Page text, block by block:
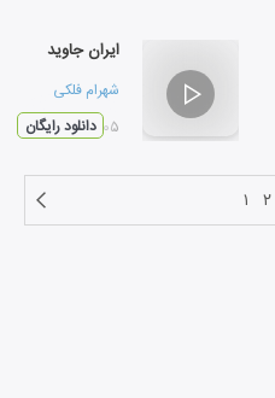
ایران جاوید
شهرام فلکی
۰۴:۰۵دانلود رایگان
۱ ۲